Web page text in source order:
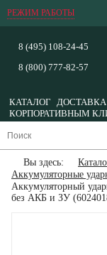
РЕЖИМ РАБОТЫ
8 (495) 108-24-45
8 (800) 777-82-57
КАТАЛОГ
КОРПОРАТИВНЫМ
Вы здесь:
Аккумуляторные
Аккумуляторный
без АКБ и ЗУ